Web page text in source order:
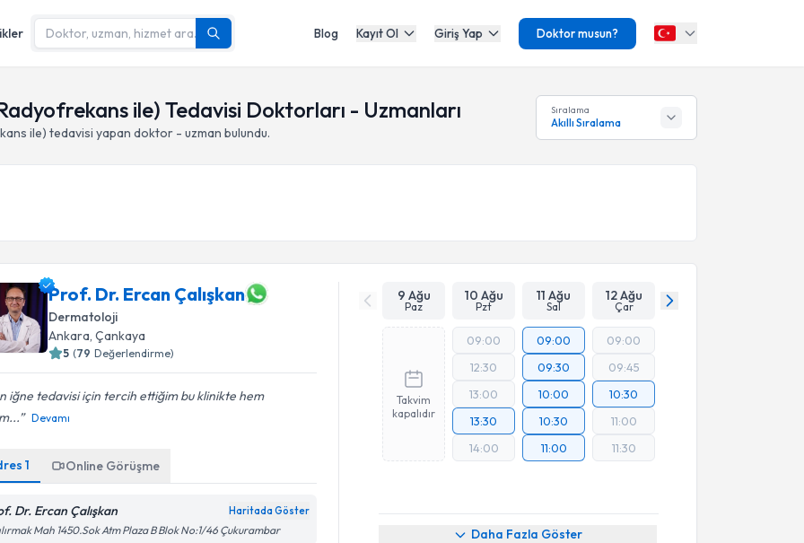
Blog Kayıt Ol Giriş Yap Doktor musun?
ile) Tedavisi Doktorları - Uzmanları
ile) tedavisi yapan doktor - uzman bulundu.
Sıralama
Akıllı Sıralama
Prof. Dr. Ercan Çalışkan
Dermatoloji
Ankara,Çankaya
5 (79 Değerlendirme)
iğne tedavisi için tercih ettiğim bu klinikte hem
Devamı
1 Online Görüşme
Dr. Ercan Çalışkan Haritada Göster
Mah 1450.Sok Atm Plaza B Blok No:1/46 Çukurambar
9 Ağu
Paz
10 Ağu
Pzt
11 Ağu
Sal
12 Ağu
Çar
Takvim
kapalıdır
09:00
12:30
13:00
13:30
14:00
09:00
09:30
10:00
10:30
11:00
09:00
09:45
10:30
11:00
11:30
Daha Fazla Göster